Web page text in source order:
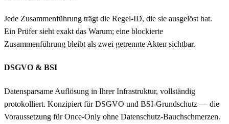
Jede Zusammenführung trägt die Regel-ID, die sie ausgelöst hat.
Ein Prüfer sieht exakt das Warum; eine blockierte
Zusammenführung bleibt als zwei getrennte Akten sichtbar.
DSGVO & BSI
Datensparsame Auflösung in Ihrer Infrastruktur, vollständig
protokolliert. Konzipiert für DSGVO und BSI-Grundschutz — die
Voraussetzung für Once-Only ohne Datenschutz-Bauchschmerzen.